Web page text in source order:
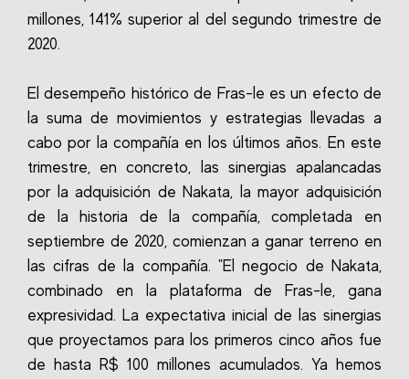
millones, 141% superior al del segundo trimestre de
2020.
El desempeño histórico de Fras-le es un efecto de
la suma de movimientos y estrategias llevadas a
cabo por la compañía en los últimos años. En este
trimestre, en concreto, las sinergias apalancadas
por la adquisición de Nakata, la mayor adquisición
de la historia de la compañía, completada en
septiembre de 2020, comienzan a ganar terreno en
las cifras de la compañía. "El negocio de Nakata,
combinado en la plataforma de Fras-le, gana
expresividad. La expectativa inicial de las sinergias
que proyectamos para los primeros cinco años fue
de hasta R$ 100 millones acumulados. Ya hemos